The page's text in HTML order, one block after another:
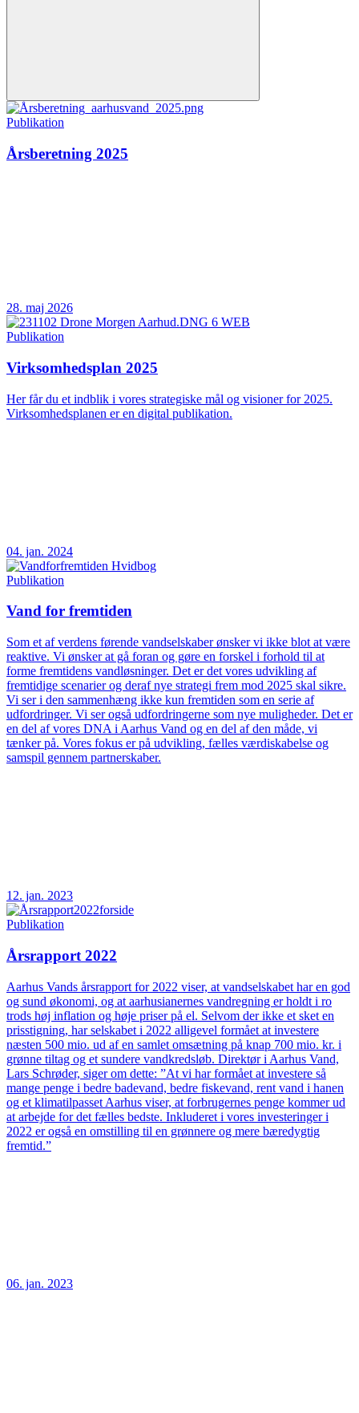
Publikation
Årsberetning 2025
28. maj 2026
Publikation
Virksomhedsplan 2025
Her får du et indblik i vores strategiske mål og visioner for 2025.
Virksomhedsplanen er en digital publikation.
04. jan. 2024
Publikation
Vand for fremtiden
Som et af verdens førende vandselskaber ønsker vi ikke blot at være
reaktive. Vi ønsker at gå foran og gøre en forskel i forhold til at
forme fremtidens vandløsninger. Det er det vores udvikling af
fremtidige scenarier og deraf nye strategi frem mod 2025 skal sikre.
Vi ser i den sammenhæng ikke kun fremtiden som en serie af
udfordringer. Vi ser også udfordringerne som nye muligheder. Det er
en del af vores DNA i Aarhus Vand og en del af den måde, vi
tænker på. Vores fokus er på udvikling, fælles værdiskabelse og
samspil gennem partnerskaber.
12. jan. 2023
Publikation
Årsrapport 2022
Aarhus Vands årsrapport for 2022 viser, at vandselskabet har en god
og sund økonomi, og at aarhusianernes vandregning er holdt i ro
trods høj inflation og høje priser på el. Selvom der ikke et sket en
prisstigning, har selskabet i 2022 alligevel formået at investere
næsten 500 mio. ud af en samlet omsætning på knap 700 mio. kr. i
grønne tiltag og et sundere vandkredsløb. Direktør i Aarhus Vand,
Lars Schrøder, siger om dette: ”At vi har formået at investere så
mange penge i bedre badevand, bedre fiskevand, rent vand i hanen
og et klimatilpasset Aarhus viser, at forbrugernes penge kommer ud
at arbejde for det fælles bedste. Inkluderet i vores investeringer i
2022 er også en omstilling til en grønnere og mere bæredygtig
fremtid.”
06. jan. 2023